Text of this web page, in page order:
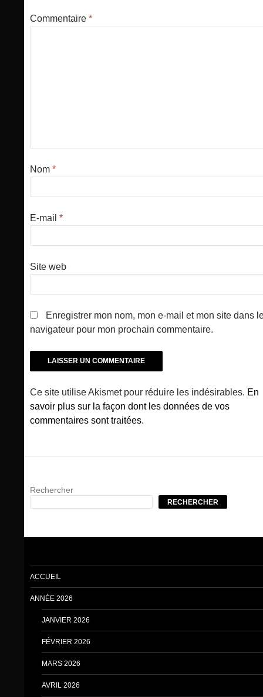
Commentaire *
Nom *
E-mail *
Site web
Enregistrer mon nom, mon e-mail et mon site dans
navigateur pour mon prochain commentaire.
Ce site utilise Akismet pour réduire les indésirables. En
savoir plus sur la façon dont les données de vos
commentaires sont traitées.
Rechercher
RECHERCHER
ACCUEIL
ANNÉE 2026
JANVIER 2026
FÉVRIER 2026
MARS 2026
AVRIL 2026